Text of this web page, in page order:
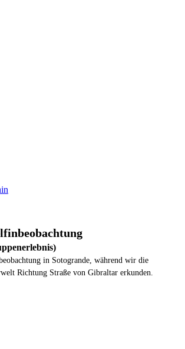
in Sotogrande, während wir die
Richtung Straße von Gibraltar erkunden.